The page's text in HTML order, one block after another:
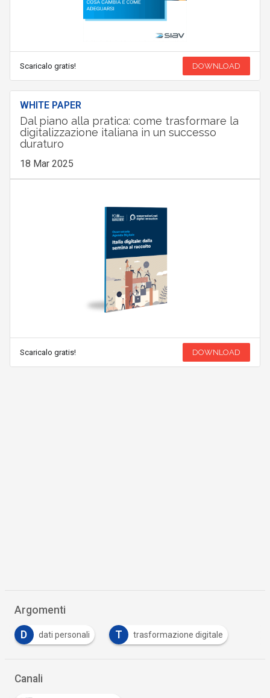
Scaricalo gratis! DOWNLOAD
WHITE PAPER
Dal piano alla pratica: come trasformare la
digitalizzazione italiana in un successo
duraturo
18 Mar 2025
Scaricalo gratis! DOWNLOAD
Argomenti
D dati personali T trasformazione digitale
Canali